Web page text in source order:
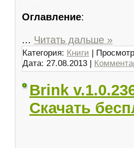
Оглавление:
... Читать дальше »
Категория: Книги |
Дата: 27.08.2013 |
Brink
Скачать